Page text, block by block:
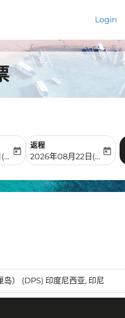
Login
date-aria-label
周六)
today
返程
fc-booking-return-
2026年08月22日(周六)
today